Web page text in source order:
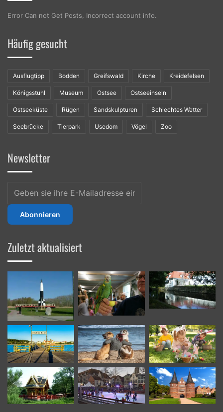
Error Can not Get Posts, Incorrect account info.
Häufig gesucht
Ausflugtipp Bodden Greifswald Kirche Kreidefelsen
Königsstuhl Museum Ostsee Ostseeinseln
Ostseeküste Rügen Sandskulpturen Schlechtes Wetter
Seebrücke Tierpark Usedom Vögel Zoo
Newsletter
sie
ihre
Zuletzt aktualisiert